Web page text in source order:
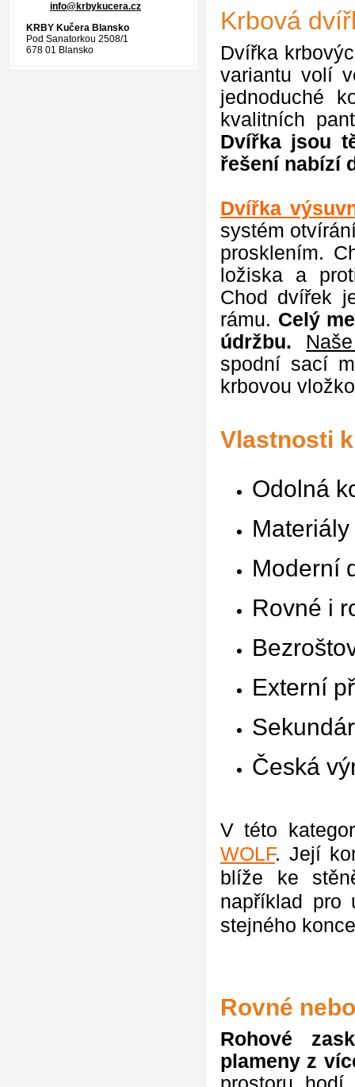
Krbová
Dvířka
variantu volí
jednoduché
kvalitních
Dvířka jsou
řešení nabízí
Dvířka
systém
prosklením.
ložiska a
Chod dvířek
rámu. Celý
údržbu.
spodní sací
krbovou
Vlastnosti
Odolná
Moderní
Rovné i
Externí
Česká
V této
WOLF. Její
blíže ke
například pro
stejného
Rovné
Rohové
plameny z
info@krbykucera.cz
KRBY Kučera Blansko
Pod Sanatorkou 2508/1
678 01 Blansko